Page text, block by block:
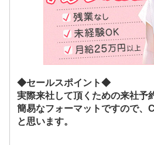
◆セールスポイント◆
実際来社して頂くための来社予
簡易なフォーマットですので、
と思います。